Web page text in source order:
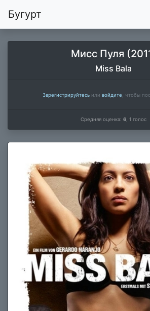
Бугурт
Мисс Пуля
Miss Bala
Зарегистрируйтесьили войдите , чтобы
Средняя оценка: 6 1 голос